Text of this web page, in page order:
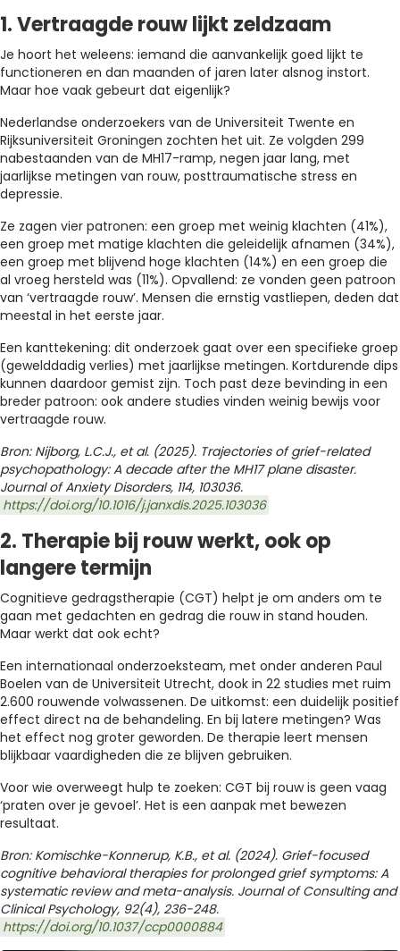
1. Vertraagde rouw lijkt zeldzaam
Je hoort het weleens: iemand die aanvankelijk goed lijkt te
functioneren en dan maanden of jaren later alsnog instort.
Maar hoe vaak gebeurt dat eigenlijk?
Nederlandse onderzoekers van de Universiteit Twente en
Rijksuniversiteit Groningen zochten het uit. Ze volgden 299
nabestaanden van de MH17-ramp, negen jaar lang, met
jaarlijkse metingen van rouw, posttraumatische stress en
depressie.
Ze zagen vier patronen: een groep met weinig klachten (41%),
een groep met matige klachten die geleidelijk afnamen (34%),
een groep met blijvend hoge klachten (14%) en een groep die
al vroeg hersteld was (11%). Opvallend: ze vonden geen patroon
van ‘vertraagde rouw’. Mensen die ernstig vastliepen, deden dat
meestal in het eerste jaar.
Een kanttekening: dit onderzoek gaat over een specifieke groep
(gewelddadig verlies) met jaarlijkse metingen. Kortdurende dips
kunnen daardoor gemist zijn. Toch past deze bevinding in een
breder patroon: ook andere studies vinden weinig bewijs voor
vertraagde rouw.
Bron: Nijborg, L.C.J., et al. (2025). Trajectories of grief-related
psychopathology: A decade after the MH17 plane disaster.
Journal of Anxiety Disorders, 114, 103036.
https://doi.org/10.1016/j.janxdis.2025.103036
2. Therapie bij rouw werkt, ook op
langere termijn
Cognitieve gedragstherapie (CGT) helpt je om anders om te
gaan met gedachten en gedrag die rouw in stand houden.
Maar werkt dat ook echt?
Een internationaal onderzoeksteam, met onder anderen Paul
Boelen van de Universiteit Utrecht, dook in 22 studies met ruim
2.600 rouwende volwassenen. De uitkomst: een duidelijk positief
effect direct na de behandeling. En bij latere metingen? Was
het effect nog groter geworden. De therapie leert mensen
blijkbaar vaardigheden die ze blijven gebruiken.
Voor wie overweegt hulp te zoeken: CGT bij rouw is geen vaag
‘praten over je gevoel’. Het is een aanpak met bewezen
resultaat.
Bron: Komischke-Konnerup, K.B., et al. (2024). Grief-focused
cognitive behavioral therapies for prolonged grief symptoms: A
systematic review and meta-analysis. Journal of Consulting and
Clinical Psychology, 92(4), 236-248.
https://doi.org/10.1037/ccp0000884